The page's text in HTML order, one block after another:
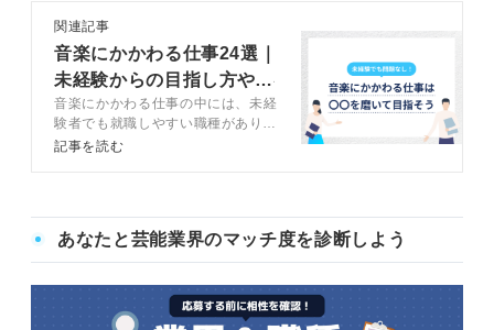
関連記事
音楽にかかわる仕事24選｜
未経験からの目指し方や必
要スキルを解説
音楽にかかわる仕事の中には、未経
験者でも就職しやすい職種がありま
す。この記事ではキャリアコンサル
で、音楽にかかわる仕事に就きたい
人はぜひ参考にしてください。
記事を読む
あなたと芸能業界のマッチ度を診断しよう